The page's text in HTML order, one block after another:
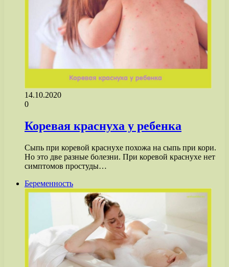
14.10.2020
0
Коревая краснуха у ребенка
Сыпь при коревой краснухе похожа на сыпь при кори.
Но это две разные болезни. При коревой краснухе нет
симптомов простуды…
Беременность